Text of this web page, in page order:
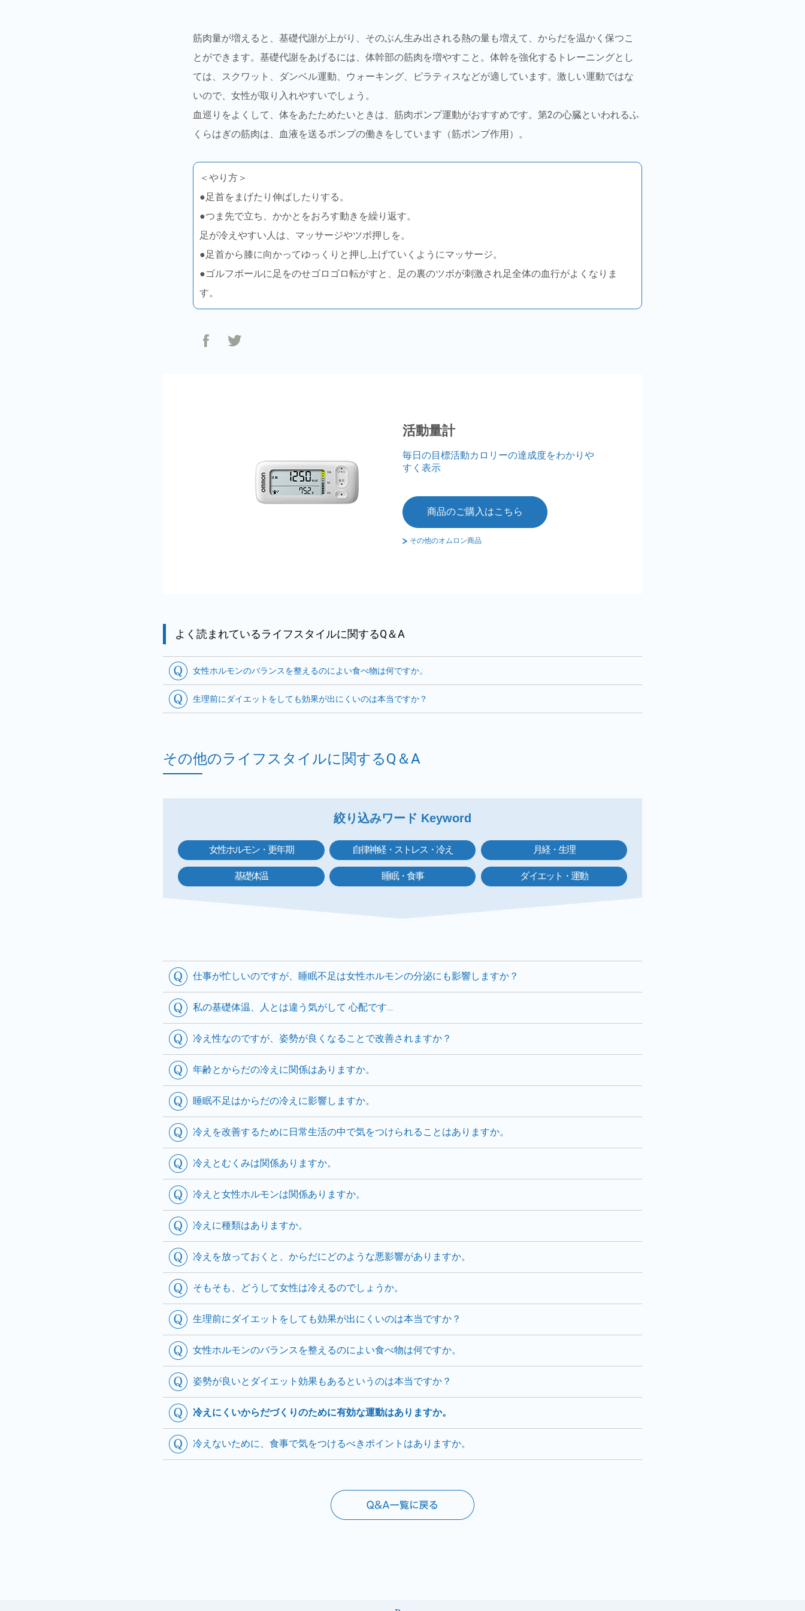
筋肉量が増えると、基礎代謝が上がり、そのぶん生み出される熱の量も増えて、からだを温かく保つこ
とができます。基礎代謝をあげるには、体幹部の筋肉を増やすこと。体幹を強化するトレーニングとし
ては、スクワット、ダンベル運動、ウォーキング、ピラティスなどが適しています。激しい運動ではな
いので、女性が取り入れやすいでしょう。
血巡りをよくして、体をあたためたいときは、筋肉ポンプ運動がおすすめです。第2の心臓といわれるふ
くらはぎの筋肉は、血液を送るポンプの働きをしています（筋ポンプ作用）。
＜やり方＞
●足首をまげたり伸ばしたりする。
●つま先で立ち、かかとをおろす動きを繰り返す。
足が冷えやすい人は、マッサージやツボ押しを。
●足首から膝に向かってゆっくりと押し上げていくようにマッサージ。
●ゴルフボールに足をのせゴロゴロ転がすと、足の裏のツボが刺激され足全体の血行がよくなりま
す。
活動量計
毎日の目標活動カロリーの達成度をわかりや
すく表示
商品のご購入はこちら
その他のオムロン商品
よく読まれているライフスタイルに関するQ＆A
女性ホルモンのバランスを整えるのによい食べ物は何ですか。
生理前にダイエットをしても効果が出にくいのは本当ですか？
その他のライフスタイルに関するQ＆A
絞り込みワード Keyword
女性ホルモン・更年期 自律神経・ストレス・冷え 月経・生理
基礎体温 睡眠・食事 ダイエット・運動
仕事が忙しいのですが、睡眠不足は女性ホルモンの分泌にも影響しますか？
私の基礎体温、人とは違う気がして 心配です…
冷え性なのですが、姿勢が良くなることで改善されますか？
年齢とからだの冷えに関係はありますか。
睡眠不足はからだの冷えに影響しますか。
冷えを改善するために日常生活の中で気をつけられることはありますか。
冷えとむくみは関係ありますか。
冷えと女性ホルモンは関係ありますか。
冷えに種類はありますか。
冷えを放っておくと、からだにどのような悪影響がありますか。
そもそも、どうして女性は冷えるのでしょうか。
生理前にダイエットをしても効果が出にくいのは本当ですか？
女性ホルモンのバランスを整えるのによい食べ物は何ですか。
姿勢が良いとダイエット効果もあるというのは本当ですか？
冷えにくいからだづくりのために有効な運動はありますか。
冷えないために、食事で気をつけるべきポイントはありますか。